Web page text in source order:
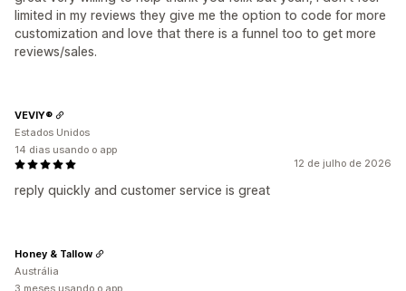
limited in my reviews they give me the option to code for more
customization and love that there is a funnel too to get more
reviews/sales.
12 de julho de 2026
reply quickly and customer service is great
VEVIY®
Estados Unidos
14 dias usando o app
Honey & Tallow
Austrália